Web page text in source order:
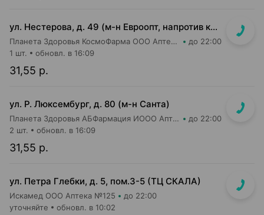
ул. Нестерова, д. 49 (м-н Евроопт, напротив касс)
Планета Здоровья КосмоФарма ООО Аптека №5 до 22:00
31,55 р.
1 шт. обновл. в 16:09
ул. Р. Люксембург, д. 80 (м-н Санта)
Планета Здоровья АБФармация ИООО Аптека №7 до 22:00
31,55 р.
2 шт. обновл. в 16:09
ул. Петра Глебки, д. 5, пом.3-5 (ТЦ СКАЛА)
Искамед ООО Аптека №125 до 22:00
уточняйте обновл. в 10:02